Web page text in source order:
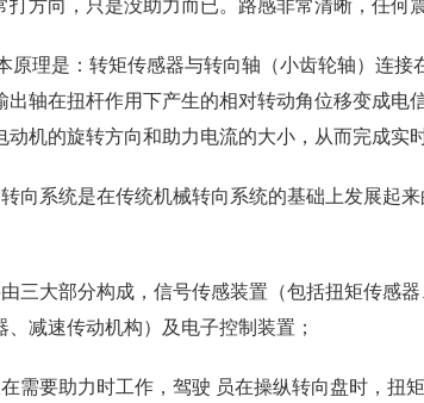
打方向，只是没助力而已。路感非常清晰，任何
原理是：转矩传感器与转向轴（小齿轮轴）连
出轴在扭杆作用下产生的相对转动角位移变成电
动机的旋转方向和助力电流的大小，从而完成实
向系统是在传统机械转向系统的基础上发展起
三大部分构成，信号传感装置（包括扭矩传感
、减速传动机构）及电子控制装置；
需要助力时工作，驾驶 员在操纵转向盘时，扭